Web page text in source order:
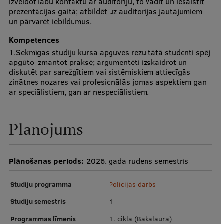
Starptautiskā sadarbība
Mobilitātes programmas
Starptautiskie projekti
Starptautiskie sadarbības partneri
EATRIS koordinators Latvijā
prezentācijas gaitā; atbildēt uz auditorijas jautājumiem
un pārvarēt iebildumus.
Kompetences
1.Sekmīgas studiju kursa apguves rezultātā studenti spēj
apgūto izmantot praksē; argumentēti izskaidrot un
diskutēt par sarežģītiem vai sistēmiskiem attiecīgās
zinātnes nozares vai profesionālās jomas aspektiem gan
ar speciālistiem, gan ar nespeciālistiem.
Plānojums
Plānošanas periods: 2026. gada rudens semestris
Studiju programma
Policijas darbs
Studiju semestris
1
Programmas līmenis
1. cikla (Bakalaura)